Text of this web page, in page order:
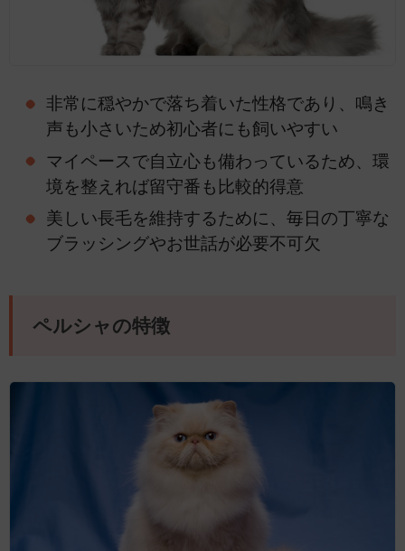
非常に穏やかで落ち着いた性格であり、鳴き
声も小さいため初心者にも飼いやすい
マイペースで自立心も備わっているため、環
境を整えれば留守番も比較的得意
美しい長毛を維持するために、毎日の丁寧な
ブラッシングやお世話が必要不可欠
ペルシャの特徴